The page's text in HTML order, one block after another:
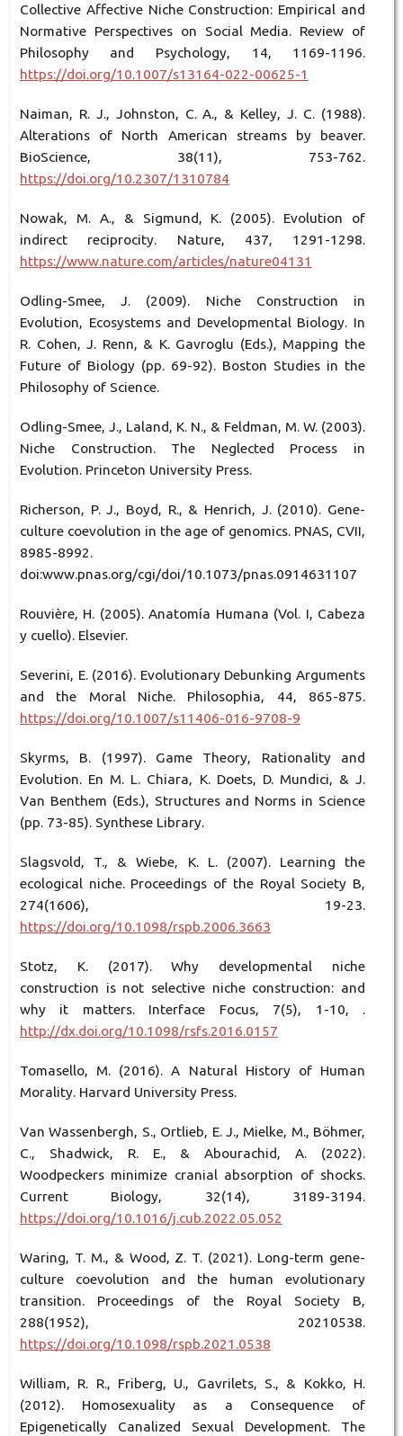
Collective Affective Niche Construction: Empirical and
Normative Perspectives on Social Media. Review of
Philosophy and Psychology, 14, 1169-1196.
https://doi.org/10.1007/s13164-022-00625-1
Naiman, R. J., Johnston, C. A., & Kelley, J. C. (1988).
Alterations of North American streams by beaver.
BioScience, 38(11), 753-762.
https://doi.org/10.2307/1310784
Nowak, M. A., & Sigmund, K. (2005). Evolution of
indirect reciprocity. Nature, 437, 1291-1298.
https://www.nature.com/articles/nature04131
Odling-Smee, J. (2009). Niche Construction in
Evolution, Ecosystems and Developmental Biology. In
R. Cohen, J. Renn, & K. Gavroglu (Eds.), Mapping the
Future of Biology (pp. 69-92). Boston Studies in the
Philosophy of Science.
Odling-Smee, J., Laland, K. N., & Feldman, M. W. (2003).
Niche Construction. The Neglected Process in
Evolution. Princeton University Press.
Richerson, P. J., Boyd, R., & Henrich, J. (2010). Gene-
culture coevolution in the age of genomics. PNAS, CVII,
8985-8992.
doi:www.pnas.org/cgi/doi/10.1073/pnas.0914631107
Rouvière, H. (2005). Anatomía Humana (Vol. I, Cabeza
y cuello). Elsevier.
Severini, E. (2016). Evolutionary Debunking Arguments
and the Moral Niche. Philosophia, 44, 865-875.
https://doi.org/10.1007/s11406-016-9708-9
Skyrms, B. (1997). Game Theory, Rationality and
Evolution. En M. L. Chiara, K. Doets, D. Mundici, & J.
Van Benthem (Eds.), Structures and Norms in Science
(pp. 73-85). Synthese Library.
Slagsvold, T., & Wiebe, K. L. (2007). Learning the
ecological niche. Proceedings of the Royal Society B,
274(1606), 19-23.
https://doi.org/10.1098/rspb.2006.3663
Stotz, K. (2017). Why developmental niche
construction is not selective niche construction: and
why it matters. Interface Focus, 7(5), 1-10, .
http://dx.doi.org/10.1098/rsfs.2016.0157
Tomasello, M. (2016). A Natural History of Human
Morality. Harvard University Press.
Van Wassenbergh, S., Ortlieb, E. J., Mielke, M., Böhmer,
C., Shadwick, R. E., & Abourachid, A. (2022).
Woodpeckers minimize cranial absorption of shocks.
Current Biology, 32(14), 3189-3194.
https://doi.org/10.1016/j.cub.2022.05.052
Waring, T. M., & Wood, Z. T. (2021). Long-term gene-
culture coevolution and the human evolutionary
transition. Proceedings of the Royal Society B,
288(1952), 20210538.
https://doi.org/10.1098/rspb.2021.0538
William, R. R., Friberg, U., Gavrilets, S., & Kokko, H.
(2012). Homosexuality as a Consequence of
Epigenetically Canalized Sexual Development. The